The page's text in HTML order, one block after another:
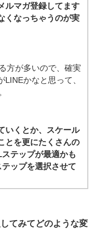
ルマガ登録してます
くなっちゃうのが実
方が多いので、確実
かなと思って、
いくとか、スケール
とを更にたくさんの
テップが最適かも
ップを選択させて
てみてどのような変